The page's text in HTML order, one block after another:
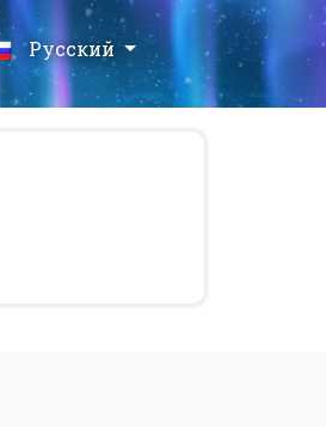
Русский